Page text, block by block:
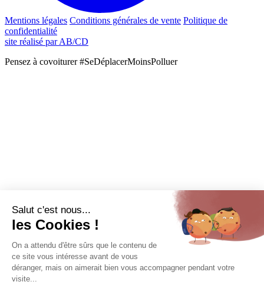
Mentions légales Conditions générales de vente Politique de
confidentialité
site réalisé par AB/CD
Pensez à covoiturer #SeDéplacerMoinsPolluer